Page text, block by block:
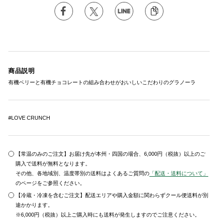
商品説明
有機ベリーと有機チョコレートの組み合わせがおいしいこだわりのグラノーラ
#LOVE CRUNCH
【常温のみのご注文】お届け先が本州・四国の場合、6,000円（税抜）以上のご
購入で送料が無料となります。
その他、各地域別、温度帯別の送料はよくあるご質問の 「配送・送料について」
のページをご参照ください。
【冷蔵・冷凍を含むご注文】配送エリアや購入金額に関わらずクール便送料が別
途かかります。
※6,000円（税抜）以上ご購入時にも送料が発生しますのでご注意ください。